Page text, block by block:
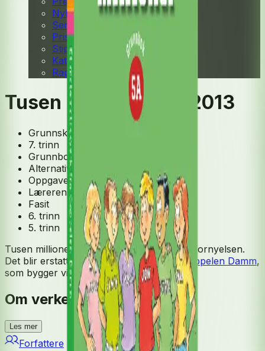
Nyhetsbrev
Send inn manus
Priser og nominasjoner
Stipender og minnepriser
Kataloger
Rapport 2025
Tusen millioner 5-7, 2013
Grunnskole
7. trinn
Grunnbok
Alternativ grunnbok
Oppgavesamling
Lærerens bok
Fasit
6. trinn
5. trinn
Tusen millioner 5-7 blir ikke revidert til fagfornyelsen.
Det blir erstattet avMatematikk 5-7 fra Cappelen Damm,
som bygger videre på Radius.
Om verket
Les mer
Forfattere